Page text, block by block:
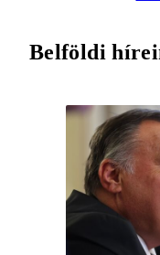
Belföldi